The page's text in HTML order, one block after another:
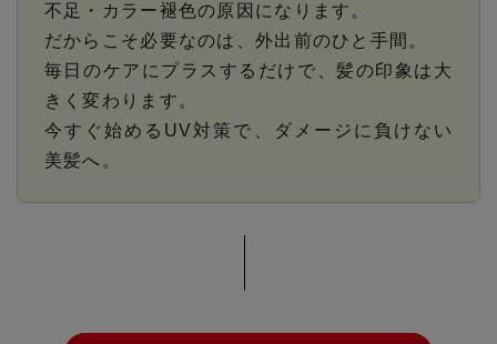
不足・カラー褪色の原因になります。
だからこそ必要なのは、外出前のひと手間。
毎日のケアにプラスするだけで、髪の印象は大
きく変わります。
今すぐ始めるUV対策で、ダメージに負けない
美髪へ。